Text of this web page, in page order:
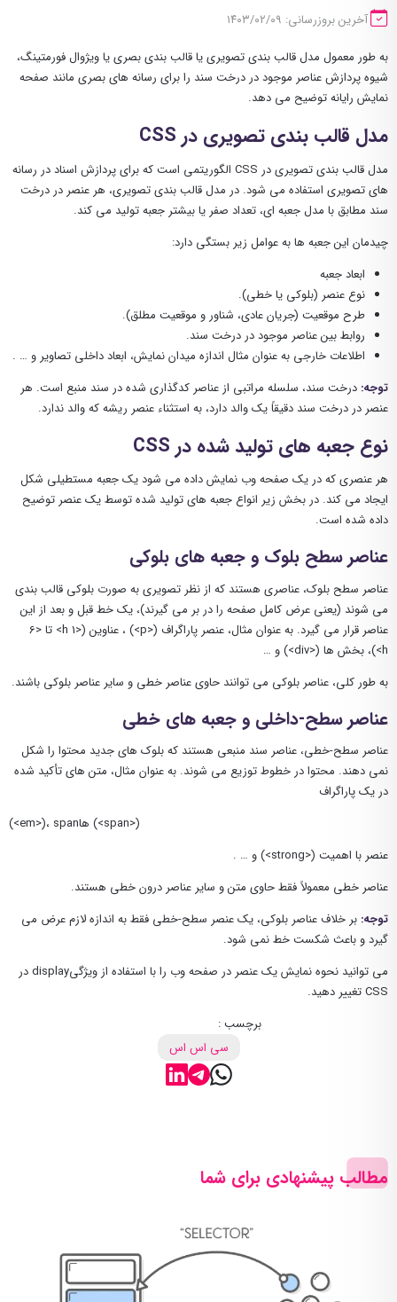
آخرین بروزرسانی: ۱۴۰۳/۰۲/۰۹
به طور معمول مدل قالب بندی تصویری یا قالب بندی بصری یا ویژوال فورمتینگ،
شیوه پردازش عناصر موجود در درخت سند را برای رسانه های بصری مانند صفحه
نمایش رایانه توضیح می دهد.
مدل قالب بندی تصویری در CSS
مدل قالب بندی تصویری در CSS الگوریتمی است که برای پردازش اسناد در رسانه
های تصویری استفاده می شود. در مدل قالب بندی تصویری، هر عنصر در درخت
سند مطابق با مدل جعبه ای، تعداد صفر یا بیشتر جعبه تولید می کند.
چیدمان این جعبه ها به عوامل زیر بستگی دارد:
ابعاد جعبه
نوع عنصر (بلوکی یا خطی).
طرح موقعیت (جریان عادی، شناور و موقعیت مطلق).
روابط بین عناصر موجود در درخت سند.
اطلاعات خارجی به عنوان مثال اندازه میدان نمایش، ابعاد داخلی تصاویر و … .
توجه: درخت سند، سلسله مراتبی از عناصر کدگذاری شده در سند منبع است. هر
عنصر در درخت سند دقیقاً یک والد دارد، به استثناء عنصر ریشه که والد ندارد.
نوع جعبه های تولید شده در CSS
هر عنصری که در یک صفحه وب نمایش داده می شود یک جعبه مستطیلی شکل
ایجاد می کند. در بخش زیر انواع جعبه های تولید شده توسط یک عنصر توضیح
داده شده است.
عناصر سطح بلوک و جعبه های بلوکی
عناصر سطح بلوک، عناصری هستند که از نظر تصویری به صورت بلوکی قالب بندی
می شوند (یعنی عرض کامل صفحه را در بر می گیرند)، یک خط قبل و بعد از این
عناصر قرار می گیرد. به عنوان مثال، عنصر پاراگراف (<p>) ، عناوین (<1 h> تا <6
h>)، بخش ها (<div>) و …
به طور کلی، عناصر بلوکی می توانند حاوی عناصر خطی و سایر عناصر بلوکی باشند.
عناصر سطح-داخلی و جعبه های خطی
عناصر سطح-خطی، عناصر سند منبعی هستند که بلوک های جدید محتوا را شکل
نمی دهند. محتوا در خطوط توزیع می شوند. به عنوان مثال، متن های تأکید شده
در یک پاراگراف
(<em>)، spanها (<span>)
عنصر با اهمیت (<strong>) و … .
عناصر خطی معمولاً فقط حاوی متن و سایر عناصر درون خطی هستند.
توجه: بر خلاف عناصر بلوکی، یک عنصر سطح-خطی فقط به اندازه لازم عرض می
گیرد و باعث شکست خط نمی شود.
می توانید نحوه نمایش یک عنصر در صفحه وب را با استفاده از ویژگیdisplay در
CSS تغییر دهید.
برچسب :
سی اس اس
مطالب پیشنهادی برای شما